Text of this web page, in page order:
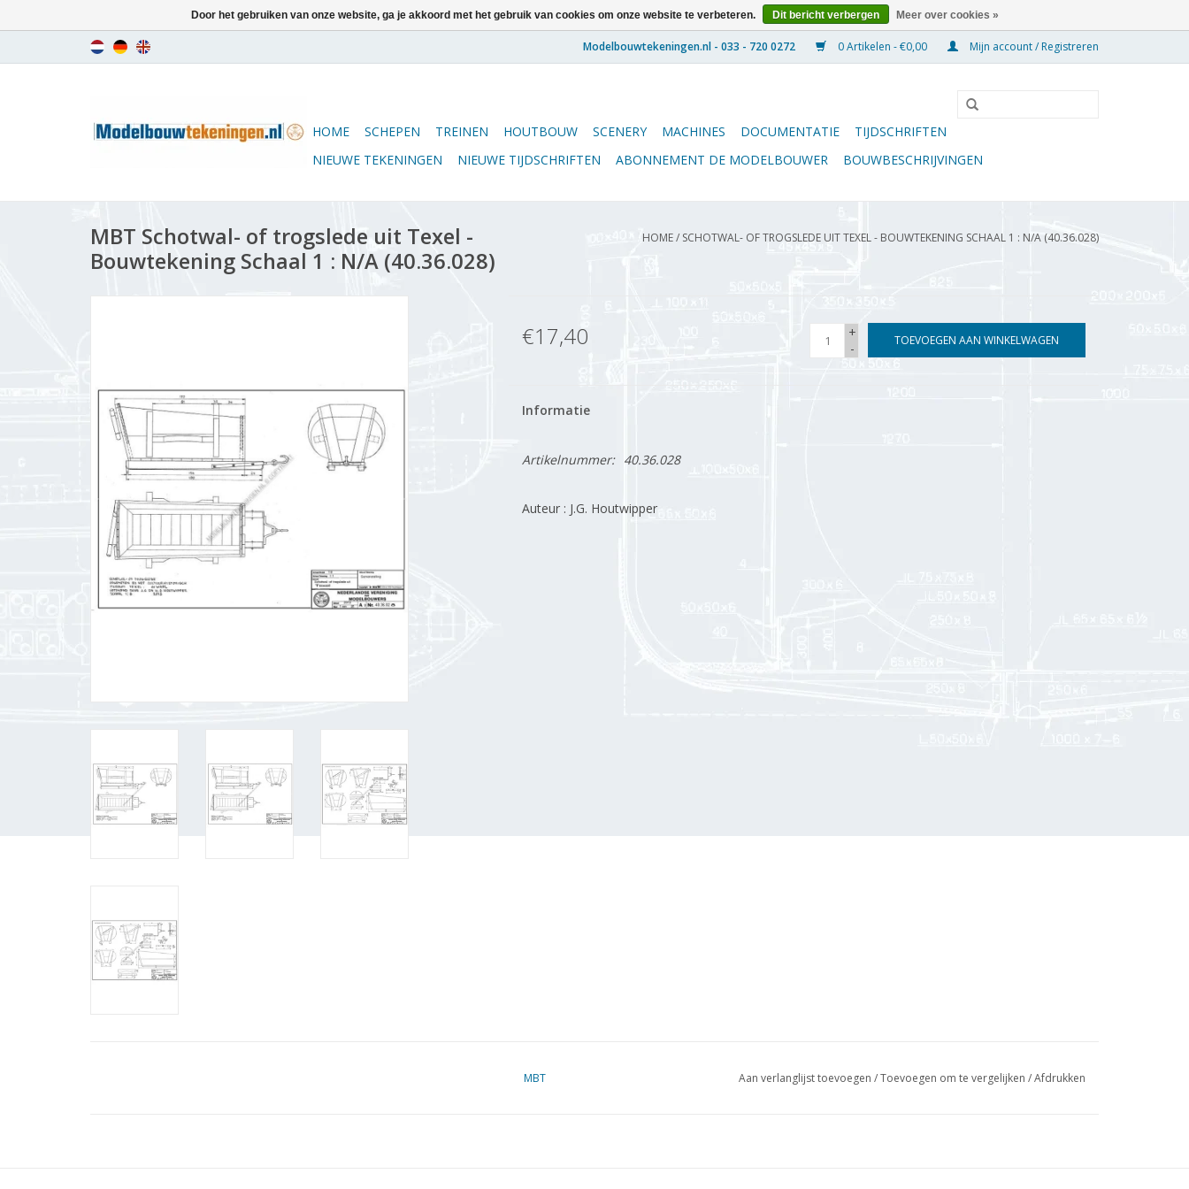
0 Artikelen - €0,00 Mijn account / Registreren
HOME SCHEPEN TREINEN HOUTBOUW SCENERY MACHINES DOCUMENTATIE
TIJDSCHRIFTEN
NIEUWE TEKENINGEN
NIEUWE TIJDSCHRIFTEN ABONNEMENT DE MODELBOUWER BOUWBESCHRIJVINGEN
MBT Schotwal- of trogslede uit Texel -
Bouwtekening Schaal 1 : N/A (40.36.028)
HOME/ SCHOTWAL- OF TROGSLEDE UIT TEXEL - BOUWTEKENING SCHAAL 1 : N/A (40.36.028)
€17,40
+
-
TOEVOEGEN AAN WINKELWAGEN
Informatie
Artikelnummer: 40.36.028
Auteur : J.G. Houtwipper
MBT Aan verlanglijst toevoegen /Toevoegen om te vergelijken /Afdrukken
Door het gebruiken van onze website, ga je akkoord met het gebruik van cookies om onze website te verbeteren. Dit bericht verbergen Meer over cookies »